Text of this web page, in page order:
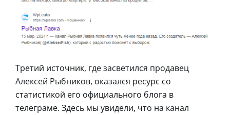
Третий источник, где засветился продавец
Алексей Рыбников, оказался ресурс со
статистикой его официального блога в
телеграме. Здесь мы увидели, что на канал